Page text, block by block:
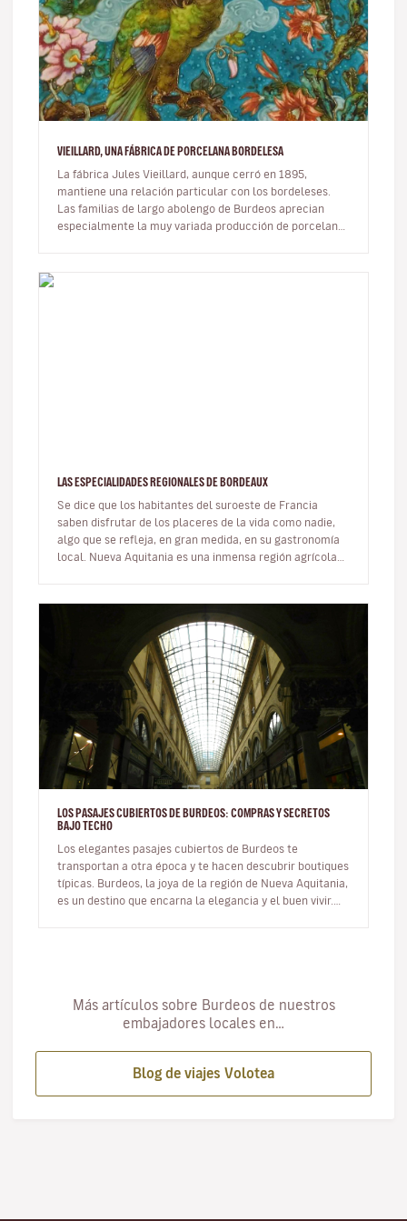
VIEILLARD, UNA FÁBRICA DE PORCELANA BORDELESA
La fábrica Jules Vieillard, aunque cerró en 1895,
mantiene una relación particular con los bordeleses.
Las familias de largo abolengo de Burdeos aprecian
especialmente la muy variada producción de porcelana
LAS ESPECIALIDADES REGIONALES DE BORDEAUX
Se dice que los habitantes del suroeste de Francia
saben disfrutar de los placeres de la vida como nadie,
algo que se refleja, en gran medida, en su gastronomía
local. Nueva Aquitania es una inmensa región agrícola
LOS PASAJES CUBIERTOS DE BURDEOS: COMPRAS Y SECRETOS
BAJO TECHO
Los elegantes pasajes cubiertos de Burdeos te
transportan a otra época y te hacen descubrir boutiques
típicas. Burdeos, la joya de la región de Nueva Aquitania,
es un destino que encarna la elegancia y el buen vivir.
Más artículos sobre Burdeos de nuestros
embajadores locales en…
Blog de viajes Volotea